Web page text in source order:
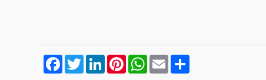
Facebook
TwitterLinkedInPinterestWhatsApp
Email